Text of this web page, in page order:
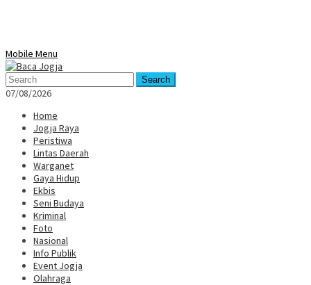
Mobile Menu
Search
07/08/2026
Home
Jogja Raya
Peristiwa
Lintas Daerah
Warganet
Gaya Hidup
Ekbis
Seni Budaya
Kriminal
Foto
Nasional
Info Publik
Event Jogja
Olahraga